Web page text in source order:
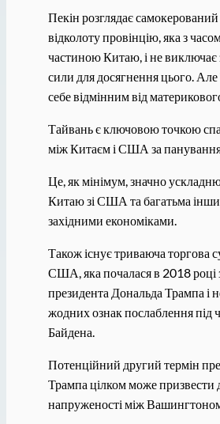
Пекін розглядає
відколоту провінцію, яка з
частиною Китаю, і не виключає
сили для досягнення цього.
себе відмінним від
Тайвань є ключовою точкою
між Китаєм і США за панування
Це, як мінімум, значно
Китаю зі США та багатьма
західними економіками.
Також існує триваюча торгова
США, яка почалася в 2018 році
президента Дональда Трампа і
жодних ознак послаблення під
Байдена.
Потенційний другий термін
Трампа цілком може призвести
напруженості між